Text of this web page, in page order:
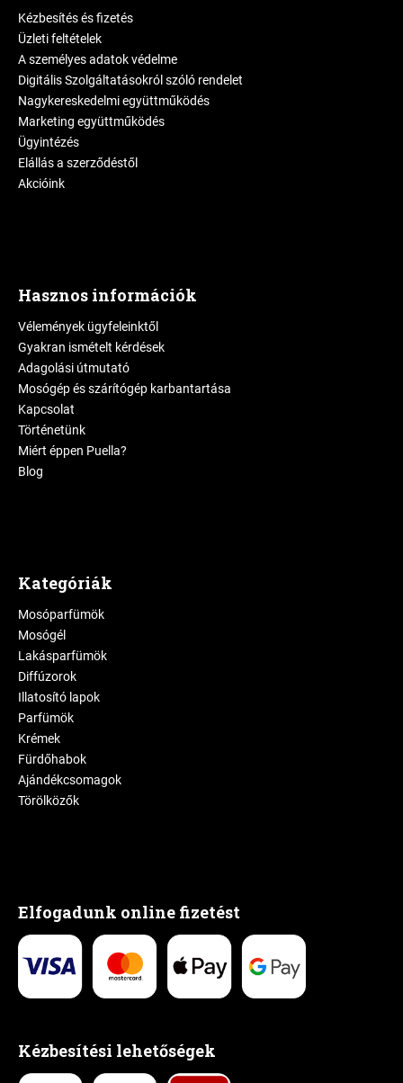
Kézbesítés és fizetés
Üzleti feltételek
A személyes adatok védelme
Digitális Szolgáltatásokról szóló rendelet
Nagykereskedelmi együttműködés
Marketing együttműködés
Ügyintézés
Elállás a szerződéstől
Akcióink
Hasznos információk
Vélemények ügyfeleinktől
Gyakran ismételt kérdések
Adagolási útmutató
Mosógép és szárítógép karbantartása
Kapcsolat
Történetünk
Miért éppen Puella?
Blog
Kategóriák
Mosóparfümök
Mosógél
Lakásparfümök
Diffúzorok
Illatosító lapok
Parfümök
Krémek
Fürdőhabok
Ajándékcsomagok
Törölközők
Elfogadunk online fizetést
Kézbesítési lehetőségek